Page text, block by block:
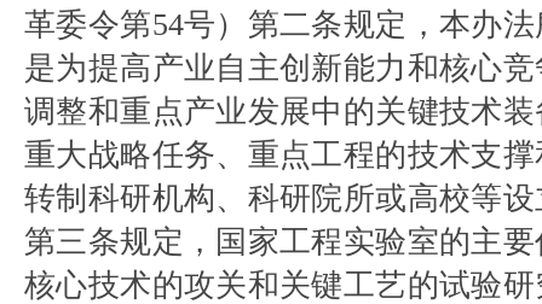
革委令第54号）第二条规定，本办
是为提高产业自主创新能力和核心
调整和重点产业发展中的关键技术
重大战略任务、重点工程的技术支
转制科研机构、科研院所或高校等
第三条规定，国家工程实验室的主
核心技术的攻关和关键工艺的试验